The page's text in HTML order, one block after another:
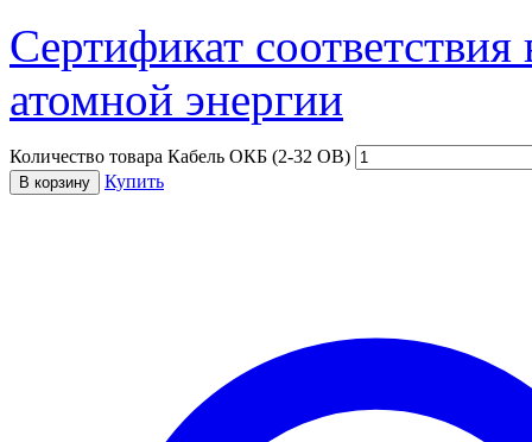
Сертификат
атомной энергии
Количество товара Кабель ОКБ (2-32 ОВ)
В корзину Купить